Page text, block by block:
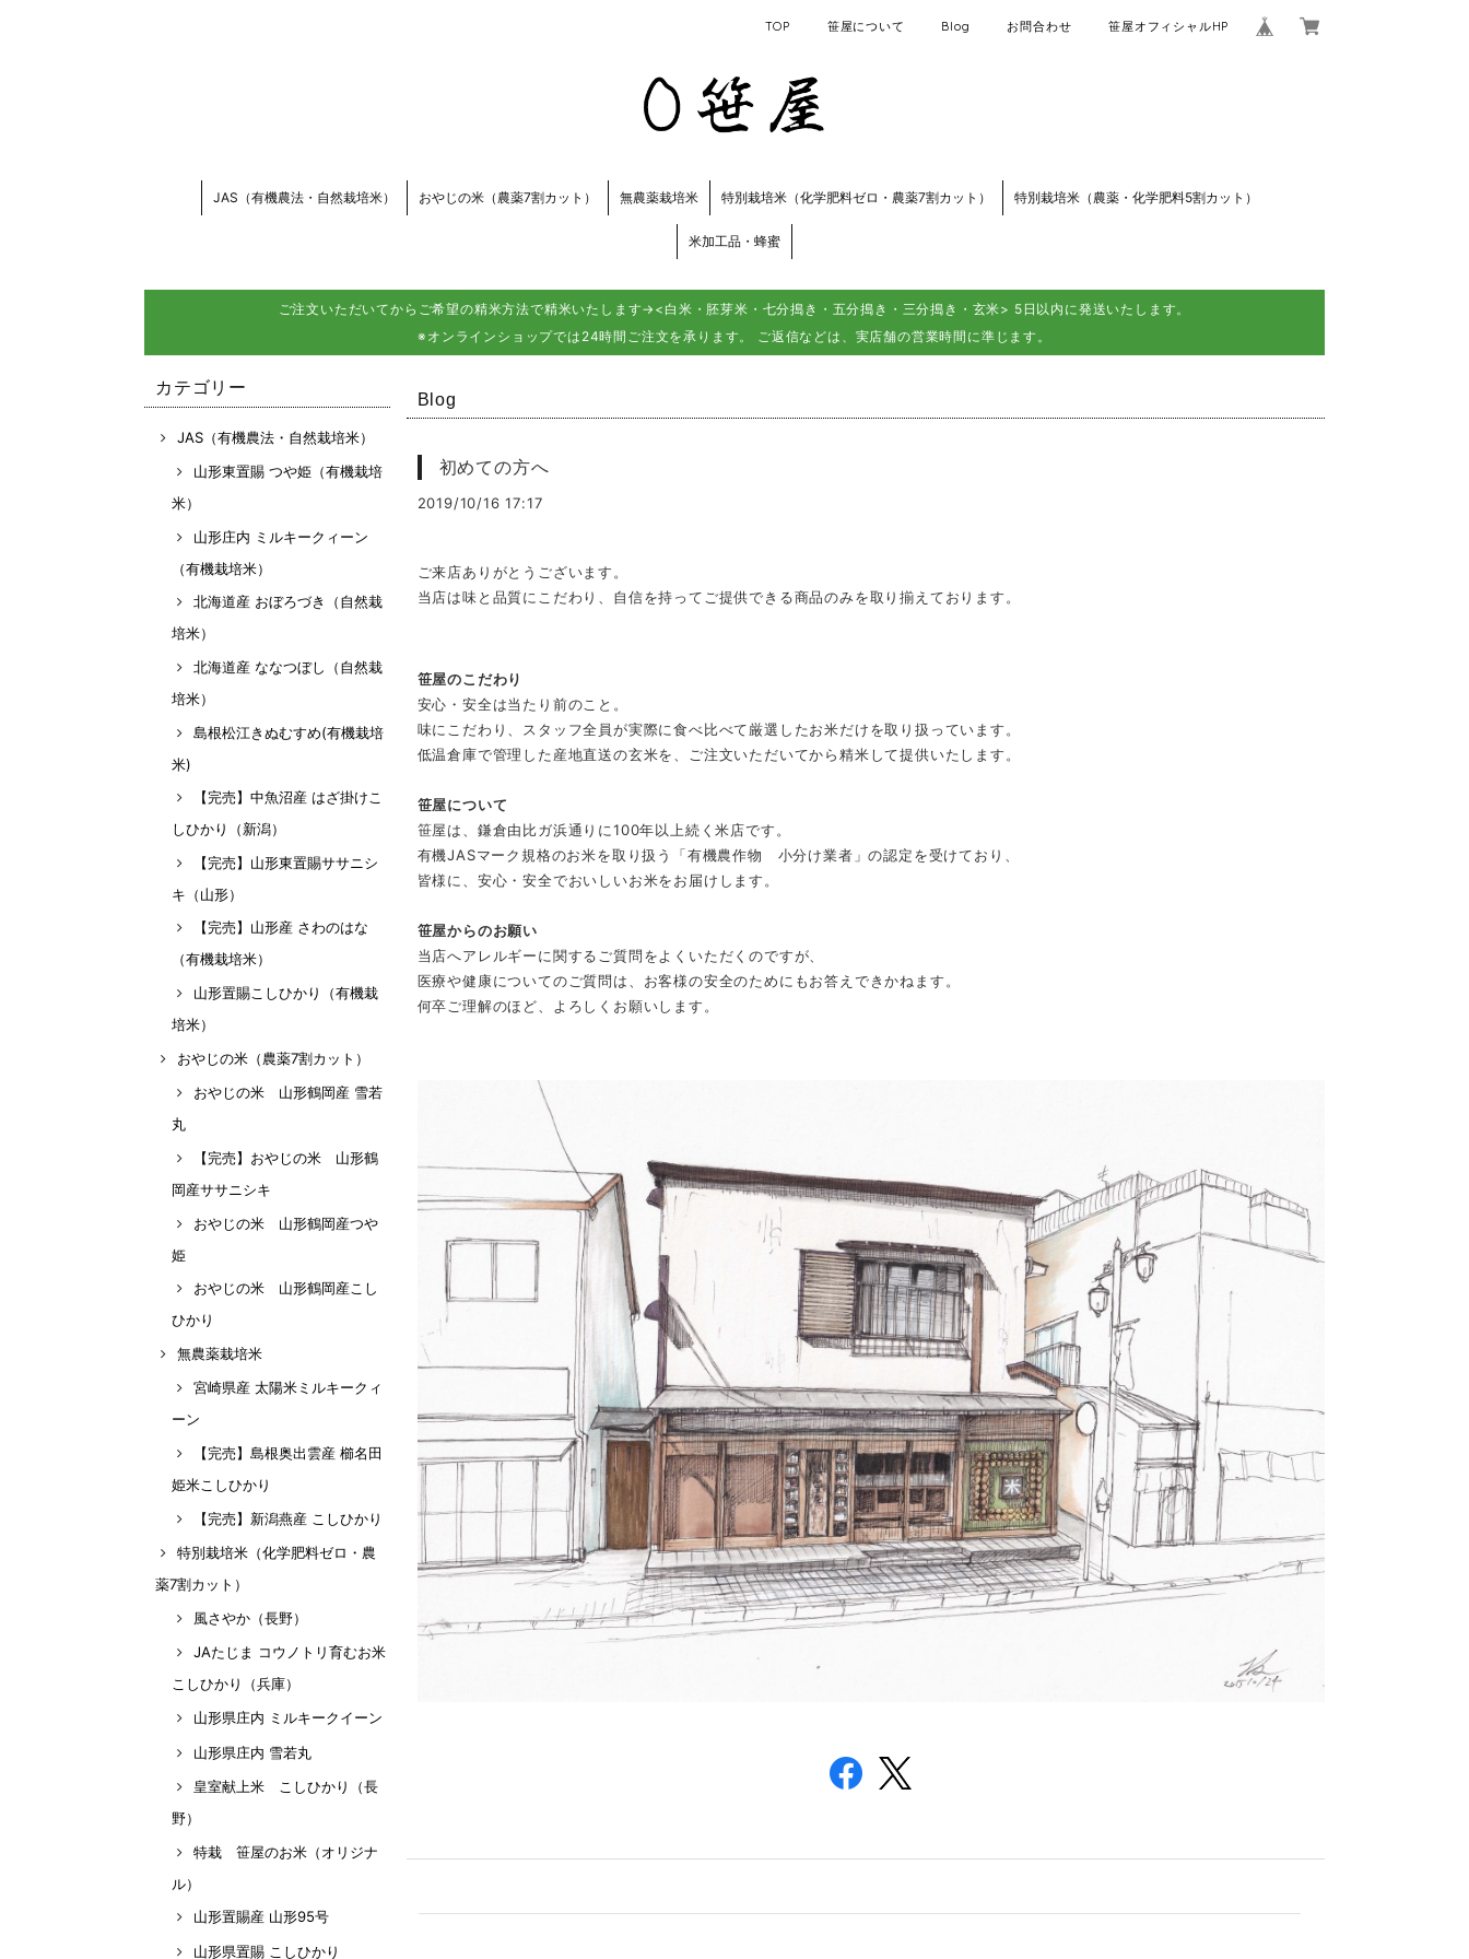
TOP 笹屋について Blog お問合わせ 笹屋オフィシャルHP
JAS（有機農法・自然栽培米） おやじの米（農薬7割カット） 無農薬栽培米 特別栽培米（化学肥料ゼロ・農薬7割カット） 特別栽培米（農薬・化学肥料5割カット）
米加工品・蜂蜜
ご注文いただいてからご希望の精米方法で精米いたします→<白米・胚芽米・七分搗き・五分搗き・三分搗き・玄米> 5日以内に発送いたします。
※オンラインショップでは24時間ご注文を承ります。 ご返信などは、実店舗の営業時間に準じます。
カテゴリー
JAS（有機農法・自然栽培米）
山形東置賜 つや姫（有機栽培
米）
山形庄内 ミルキークィーン
（有機栽培米）
北海道産 おぼろづき（自然栽
培米）
北海道産 ななつぼし（自然栽
培米）
島根松江きぬむすめ(有機栽培
米)
【完売】中魚沼産 はざ掛けこ
しひかり（新潟）
【完売】山形東置賜ササニシ
キ（山形）
【完売】山形産 さわのはな
（有機栽培米）
山形置賜こしひかり（有機栽
培米）
おやじの米（農薬7割カット）
おやじの米 山形鶴岡産 雪若
丸
【完売】おやじの米 山形鶴
岡産ササニシキ
おやじの米 山形鶴岡産つや
姫
おやじの米 山形鶴岡産こし
ひかり
無農薬栽培米
宮崎県産 太陽米ミルキークィ
ーン
【完売】島根奥出雲産 櫛名田
姫米こしひかり
【完売】新潟燕産 こしひかり
特別栽培米（化学肥料ゼロ・農
薬7割カット）
風さやか（長野）
JAたじま コウノトリ育むお米
こしひかり（兵庫）
山形県庄内 ミルキークイーン
山形県庄内 雪若丸
皇室献上米 こしひかり（長
野）
特栽 笹屋のお米（オリジナ
ル）
山形置賜産 山形95号
山形県置賜 こしひかり
Blog
初めての方へ
2019/10/16 17:17
ご来店ありがとうございます。
当店は味と品質にこだわり、自信を持ってご提供できる商品のみを取り揃えております。
笹屋のこだわり
安心・安全は当たり前のこと。
味にこだわり、スタッフ全員が実際に食べ比べて厳選したお米だけを取り扱っています。
低温倉庫で管理した産地直送の玄米を、ご注文いただいてから精米して提供いたします。
笹屋について
笹屋は、鎌倉由比ガ浜通りに100年以上続く米店です。
有機JASマーク規格のお米を取り扱う「有機農作物 小分け業者」の認定を受けており、
皆様に、安心・安全でおいしいお米をお届けします。
笹屋からのお願い
当店へアレルギーに関するご質問をよくいただくのですが、
医療や健康についてのご質問は、お客様の安全のためにもお答えできかねます。
何卒ご理解のほど、よろしくお願いします。